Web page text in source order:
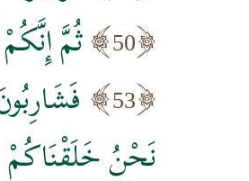
50 ثُمَّ
53
نَحْنُ خَلَقْنَاكُمْ